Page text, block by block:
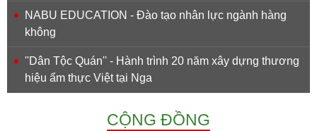
NABU EDUCATION - Đào tạo nhân lực ngành hàng
không
''Dân Tộc Quán'' - Hành trình 20 năm xây dựng thương
hiệu ẩm thực Việt tại Nga
CỘNG ĐỒNG